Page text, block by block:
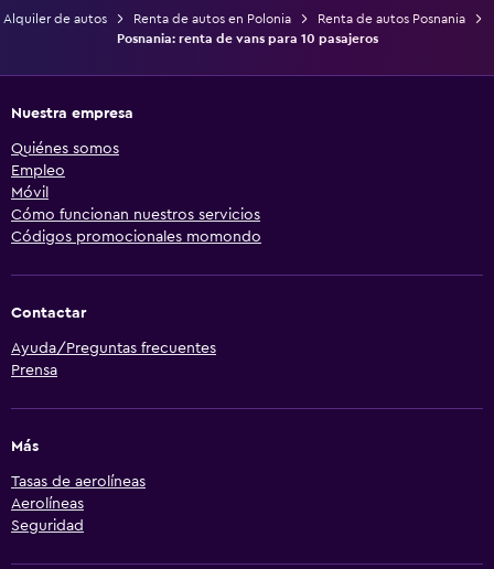
Alquiler de autos Renta de autos en Polonia
Renta de autos Posnania
Posnania: renta de vans para 10 pasajeros
Nuestra empresa
Quiénes somos
Empleo
Móvil
Cómo funcionan nuestros servicios
Códigos promocionales momondo
Contactar
Ayuda/Preguntas frecuentes
Prensa
Más
Tasas de aerolíneas
Aerolíneas
Seguridad